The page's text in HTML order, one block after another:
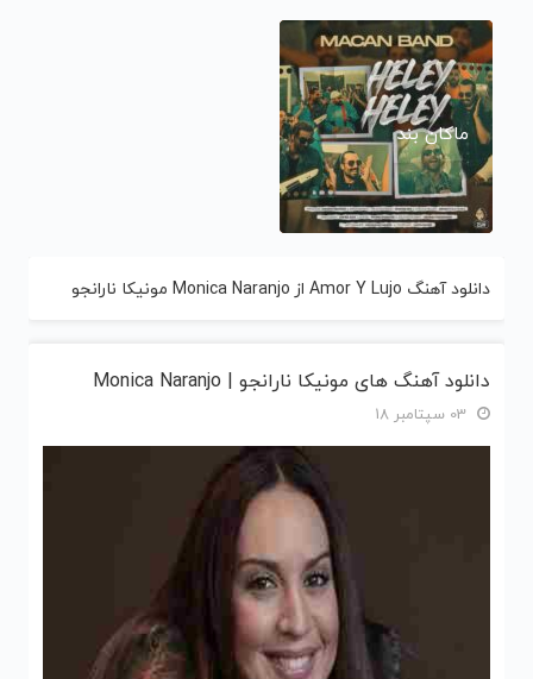
ماکان بند
دانلود آهنگ Amor Y Lujo از Monica Naranjo مونیکا نارانجو
دانلود آهنگ های مونیکا نارانجو | Monica Naranjo